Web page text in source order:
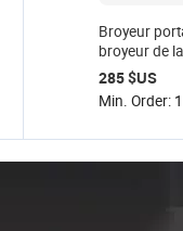
Broyeur
broyeur de
pratique
285 $US
Min. Order: